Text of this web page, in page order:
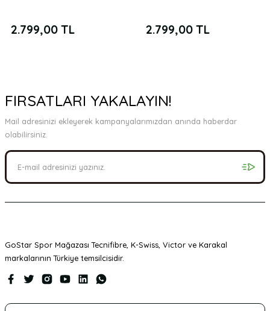
2.799,00 TL 2.799,00 TL
FIRSATLARI YAKALAYIN!
Mail adresinizi ekleyerek kampanyalarımızdan anında haberdar
olabilirsiniz.
GoStar Spor Mağazası Tecnifibre, K-Swiss, Victor ve Karakal
markalarının Türkiye temsilcisidir.